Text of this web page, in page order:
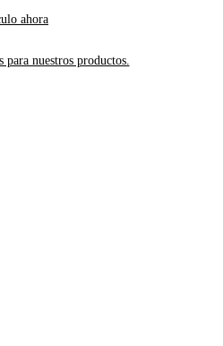
ahora
nuestros productos.